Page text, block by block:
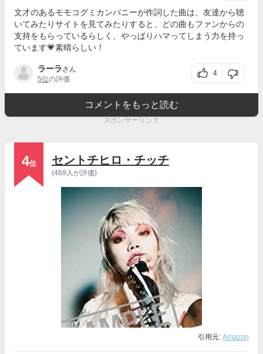
文才のあるモモコグミカンパニーが作詞した曲は、友達から聴
いてみたりサイトを見てみたりすると、どの曲もファンからの
支持をもらっているらしく、やっぱりハマってしまう力を持っ
ています💗素晴らしい！
ラーラ さん
5位の評価
4
コメントをもっと読む
スポンサーリンク
4位 セントチヒロ・チッチ
(469人が評価)
引用元: Amazon